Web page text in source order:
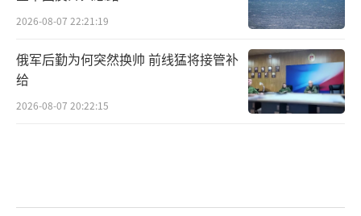
2026-08-07 22:21:19
俄军后勤为何突然换帅 前线猛将接管补
给
2026-08-07 20:22:15